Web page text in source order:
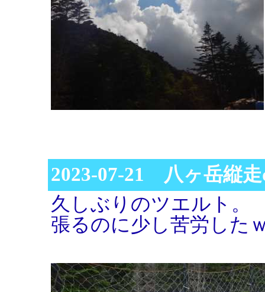
2023-07-21 八ヶ岳縦走
久しぶりのツエルト。
張るのに少し苦労した